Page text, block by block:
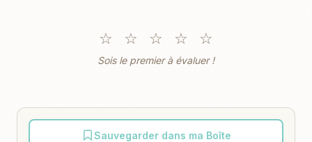
☆ ☆ ☆ ☆ ☆
Sois le premier à évaluer !
Sauvegarder dans ma Boîte